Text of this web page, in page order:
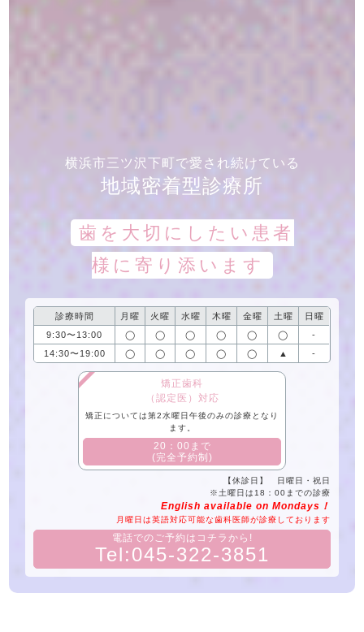
横浜市三ツ沢下町で愛され続けている
地域密着型診療所
歯を大切にしたい患者
様に寄り添います
診療時間 月曜 火曜 水曜 木曜 金曜 土曜
日曜
9:30〜13:00
◯ ◯ ◯ ◯ ◯ ◯
-
14:30〜19:00
◯ ◯ ◯ ◯ ◯ ▲ -
矯正歯科
（認定医）対応
矯正については第2水曜日午後のみの診療となり
ます。
​20：00まで
(完全予約制)
【休診日】 日曜日・祝日
※土曜日は18：00までの診療
English available on Mondays！
月曜日は英語対応可能な歯科医師が診療しております
電話でのご予約はコチラから!
Tel:045-322-3851